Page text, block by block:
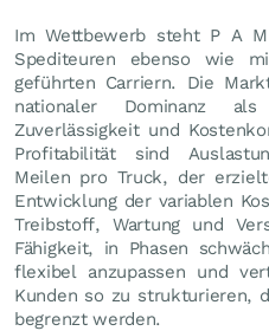
Im Wettbewerb steht P A
Spediteuren ebenso wie
geführten Carriern. Die
nationaler Dominanz
Zuverlässigkeit und
Profitabilität sind
Meilen pro Truck, der
Entwicklung der variablen
Treibstoff, Wartung und
Fähigkeit, in Phasen
flexibel anzupassen und
Kunden so zu strukturieren,
begrenzt werden.